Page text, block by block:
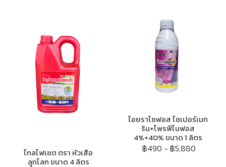
ไกลโฟเซต ตรา หัวเสือ
ลูกโลก ขนาด 4 ลิตร
ไอยราโซฟอส ไซเปอร์เมท
ริน+โพรฟีโนฟอส
4%+40% ขนาด 1 ลิตร
฿490 - ฿5,880